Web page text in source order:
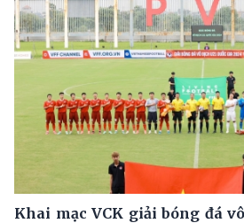
Khai mạc VCK giải bóng đá